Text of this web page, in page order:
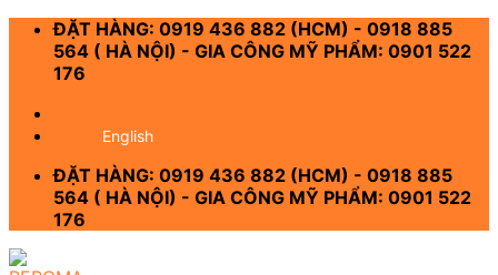
Skip
content
ĐẶT HÀNG: 0919 436 882 (HCM) - 0918 885
564 ( HÀ NỘI) - GIA CÔNG MỸ PHẨM: 0901 522
176
English
ĐẶT HÀNG: 0919 436 882 (HCM) - 0918 885
564 ( HÀ NỘI) - GIA CÔNG MỸ PHẨM: 0901 522
176